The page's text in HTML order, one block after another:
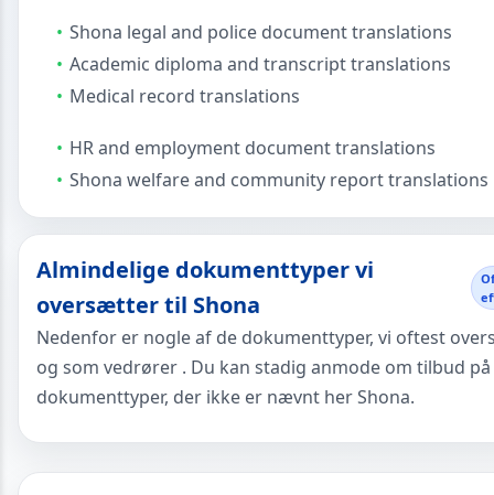
Shona legal and police document translations
Academic diploma and transcript translations
Medical record translations
HR and employment document translations
Shona welfare and community report translations
Almindelige dokumenttyper vi
oversætter til Shona
Nedenfor er nogle af de dokumenttyper, vi oftest
og som vedrører . Du kan stadig anmode om tilbud
dokumenttyper, der ikke er nævnt her Shona.